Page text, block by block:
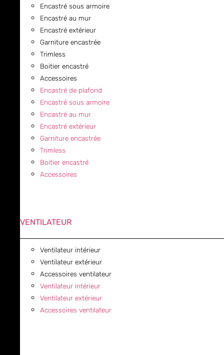
Encastré sous armoire
Encastré au mur
Encastré extérieur
Garniture encastrée
Trimless
Boitier encastré
Accessoires
Encastré de plafond
Encastré sous armoire
Encastré au mur
Encastré extérieur
Garniture encastrée
Trimless
Boitier encastré
Accessoires
VENTILATEUR
Ventilateur intérieur
Ventilateur extérieur
Accessoires ventilateur
Ventilateur intérieur
Ventilateur extérieur
Accessoires ventilateur